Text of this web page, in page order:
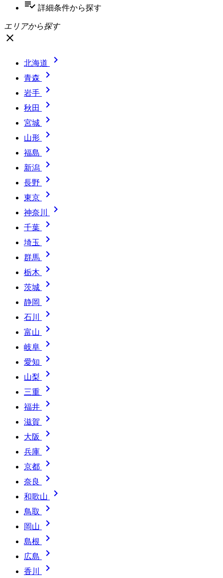
playlist_add_check 詳細条件から探す
エリアから探す
close
北海道 
青森 
岩手 
秋田 
宮城 
山形 
福島 
新潟 
長野 
東京 
神奈川 
千葉 
埼玉 
群馬 
栃木 
茨城 
静岡 
石川 
富山 
岐阜 
愛知 
山梨 
三重 
福井 
滋賀 
大阪 
兵庫 
京都 
奈良 
和歌山 
鳥取 
岡山 
島根 
広島 
香川 